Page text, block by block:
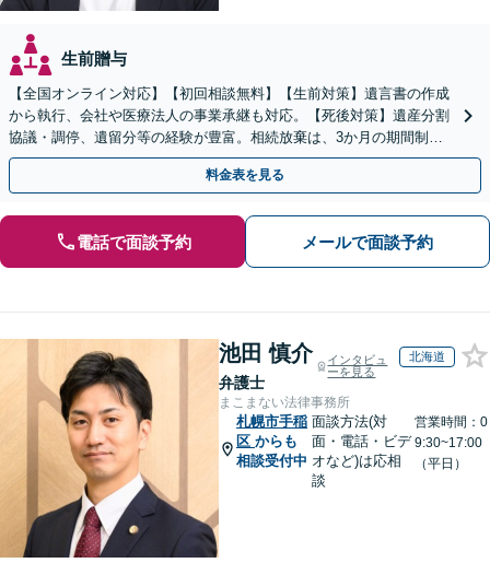
生前贈与
【全国オンライン対応】【初回相談無料】【生前対策】遺言書の作成
から執行、会社や医療法人の事業承継も対応。【死後対策】遺産分割
協議・調停、遺留分等の経験が豊富。相続放棄は、3か月の期間制限
があるため、お早めにご相談ください。【無料駐車場あり】
料金表を見る
電話で面談予約 メールで面談予約
池田 慎介
弁護士
インタビュ
ーを見る
北海道
まこまない法律事務所
札幌市手稲
区 からも
相談受付中
面談方法(対
面・電話・ビデ
オなど)は応相
談
営業時間：0
9:30~17:00
（平日）